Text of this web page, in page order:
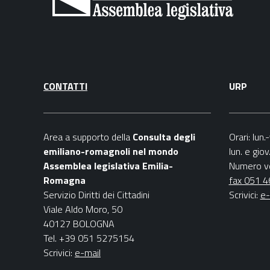
CONTATTI
Area a supporto della Consulta degli
emiliano-romagnoli nel mondo
Assemblea legislativa Emilia-
Romagna
Servizio Diritti dei Cittadini
Viale Aldo Moro, 50
40127 BOLOGNA
Tel. +39 051 5275154
Scrivici: e-mail
URP
Orari:
lun. e
Numero
fax 051
Scrivici: